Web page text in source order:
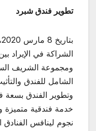
تطوير فندق شبرد
الشراكة في الإيراد
ومجموعة الشريف
الشامل للفندق
نجوم لينافس الفنادق